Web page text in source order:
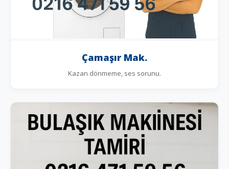
Çamaşır Mak.
Kazan dönmeme, ses sorunu.